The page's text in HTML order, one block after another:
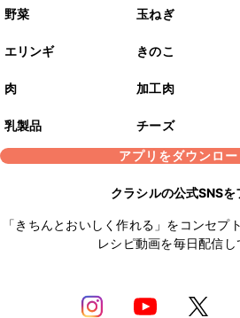
野菜 玉ねぎ
エリンギ きのこ
肉 加工肉
乳製品
チーズ
アプリをダウンロ
クラシルの公式SNSを
「きちんとおいしく作れる」をコンセプ
レシピ動画を毎日配信し